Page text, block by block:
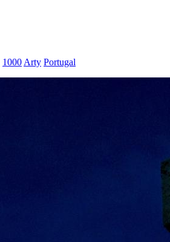
1000 Arty Portugal